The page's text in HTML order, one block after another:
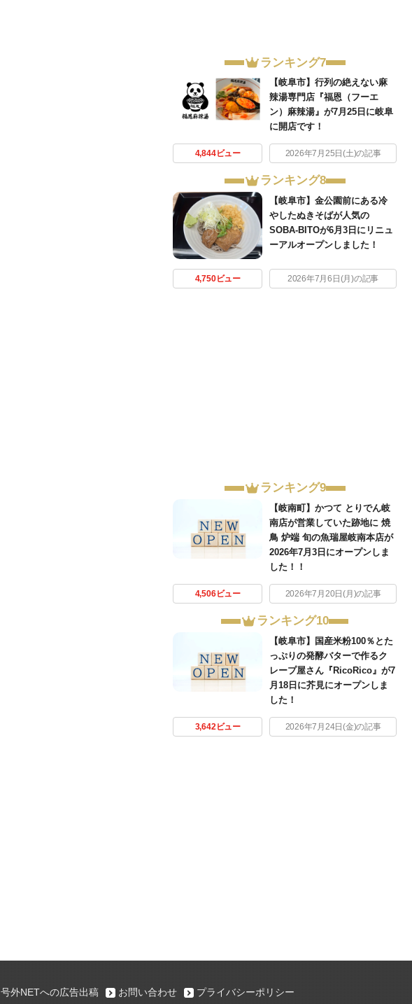
ランキング7
【岐阜市】行列の絶えない麻
辣湯専門店『福恩（フーエ
ン）麻辣湯』が7月25日に岐阜
に開店です！
4,844ビュー 2026年7月25日(土)の記事
ランキング8
【岐阜市】金公園前にある冷
やしたぬきそばが人気の
SOBA-BITOが6月3日にリニュ
ーアルオープンしました！
4,750ビュー 2026年7月6日(月)の記事
ランキング9
【岐南町】かつて とりでん岐
南店が営業していた跡地に 焼
鳥 炉端 旬の魚瑞屋岐南本店が
2026年7月3日にオープンしま
した！！
4,506ビュー 2026年7月20日(月)の記事
ランキング10
【岐阜市】国産米粉100％とた
っぷりの発酵バターで作るク
レープ屋さん『RicoRico』が7
月18日に芥見にオープンしま
した！
3,642ビュー 2026年7月24日(金)の記事
号外NETへの広告出稿 お問い合わせ
プライバシーポリシー